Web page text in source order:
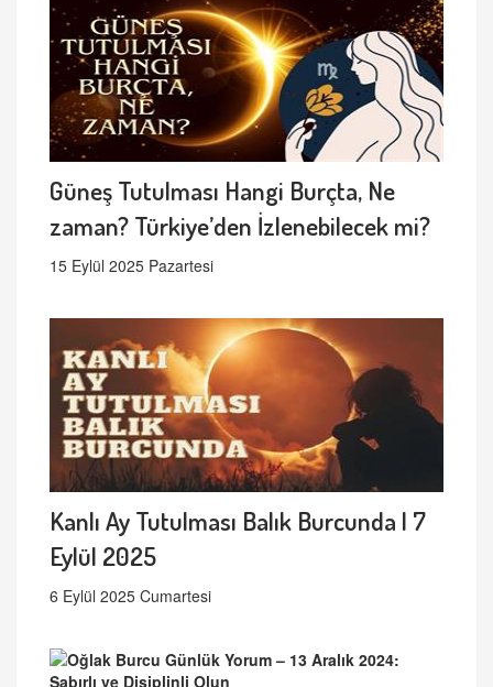
Güneş Tutulması Hangi Burçta, Ne
zaman? Türkiye’den İzlenebilecek mi?
15 Eylül 2025 Pazartesi
Kanlı Ay Tutulması Balık Burcunda | 7
Eylül 2025
6 Eylül 2025 Cumartesi